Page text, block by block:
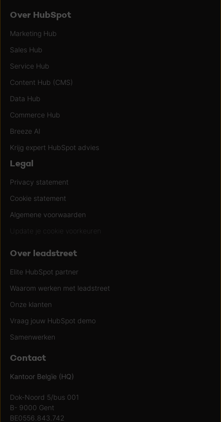
Over HubSpot
Marketing Hub
Sales Hub
Service Hub
Content Hub (CMS)
Data Hub
Commerce Hub
Breeze AI
Krijg expert HubSpot advies
Legal
Privacy statement
Cookie statement
Algemene voorwaarden
Update je cookie voorkeuren
Over leadstreet
Elite HubSpot partner
Waarom werken met leadstreet
Onze klanten
Vraag jouw HubSpot demo
Samenwerken
Contact
Kantoor Belgïe (HQ)
Dok-Noord 5/bus 001
B- 9000 Gent
BE0556.843.742